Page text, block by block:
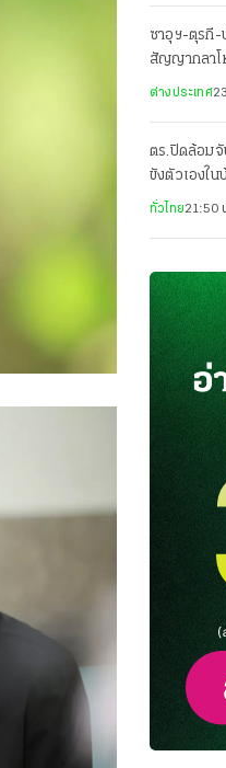
ซาอุฯ-ตุรกี-
สัญญากลาโ
เดียวเท่ากั
ต่างประเทศ
ตร.ปิดล้อม
ขังตัวเองใน
อันตราย
ทั่วไทย21:50